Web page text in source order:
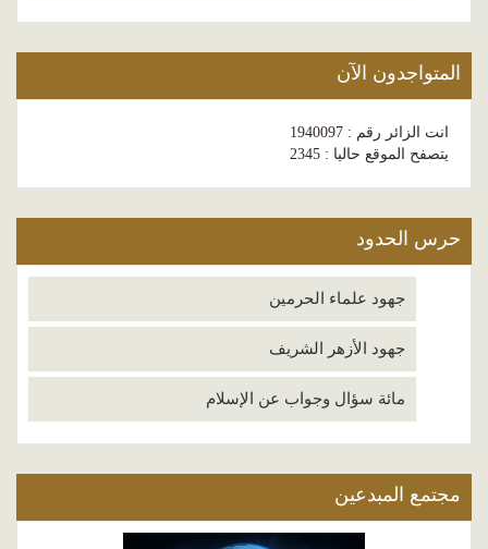
المتواجدون الآن
انت الزائر رقم : 1940097
يتصفح الموقع حاليا : 2345
حرس الحدود
جهود علماء الحرمين
جهود الأزهر الشريف
مائة سؤال وجواب عن الإسلام
مجتمع المبدعين